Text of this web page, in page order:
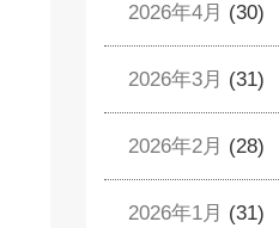
2026年4月 (30)
2026年3月 (31)
2026年2月 (28)
2026年1月 (31)